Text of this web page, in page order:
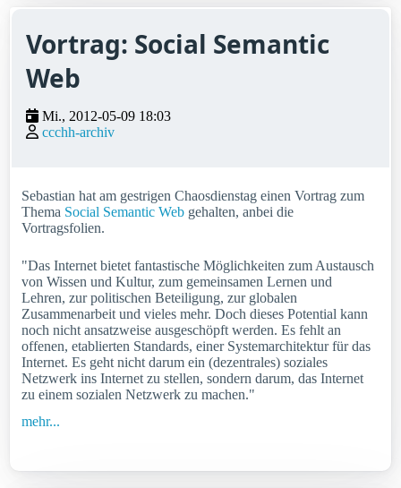
Vortrag: Social Semantic
Web
Mi., 2012-05-09 18:03
ccchh-archiv
Sebastian hat am gestrigen Chaosdienstag einen Vortrag zum
Thema Social Semantic Web gehalten, anbei die
Vortragsfolien.
"Das Internet bietet fantastische Möglichkeiten zum Austausch
von Wissen und Kultur, zum gemeinsamen Lernen und
Lehren, zur politischen Beteiligung, zur globalen
Zusammenarbeit und vieles mehr. Doch dieses Potential kann
noch nicht ansatzweise ausgeschöpft werden. Es fehlt an
offenen, etablierten Standards, einer Systemarchitektur für das
Internet. Es geht nicht darum ein (dezentrales) soziales
Netzwerk ins Internet zu stellen, sondern darum, das Internet
zu einem sozialen Netzwerk zu machen."
mehr...